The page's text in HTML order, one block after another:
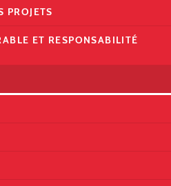
PROJETS
ET RESPONSABILITÉ